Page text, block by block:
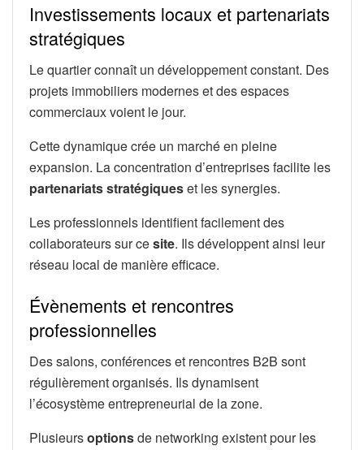
Investissements locaux et partenariats
stratégiques
Le quartier connaît un développement constant. Des
projets immobiliers modernes et des espaces
commerciaux voient le jour.
Cette dynamique crée un marché en pleine
expansion. La concentration d’entreprises facilite les
partenariats stratégiqueset les synergies.
Les professionnels identifient facilement des
collaborateurs sur cesite. Ils développent ainsi leur
réseau local de manière efficace.
Évènements et rencontres
professionnelles
Des salons, conférences et rencontres B2B sont
régulièrement organisés. Ils dynamisent
l’écosystème entrepreneurial de la zone.
Plusieursoptionsde networking existent pour les